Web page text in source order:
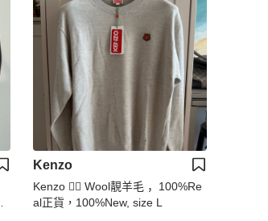
Kenzo
Kenzo 👍🏻 Wool靚羊毛 ，100%Re
al正貨，100%New, size L